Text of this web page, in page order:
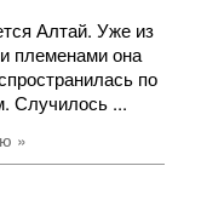
Алтай. Уже из
племенами она
по
Случилось ...
»